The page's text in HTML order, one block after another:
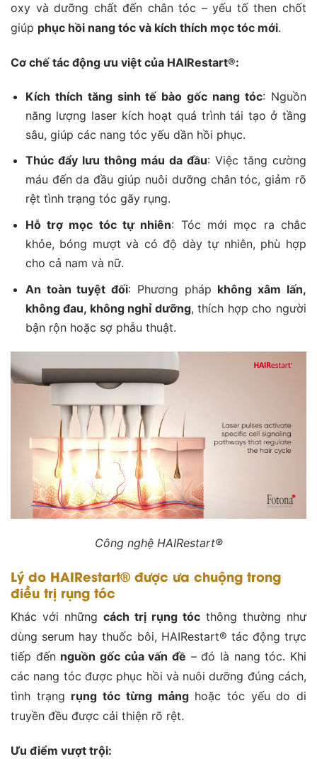
oxy và dưỡng chất đến chân tóc – yếu tố then chốt
giúp phục hồi nang tóc và kích thích mọc tóc mới.
Cơ chế tác động ưu việt của HAIRestart®:
Kích thích tăng sinh tế bào gốc nang tóc: Nguồn
năng lượng laser kích hoạt quá trình tái tạo ở tầng
sâu, giúp các nang tóc yếu dần hồi phục.
Thúc đẩy lưu thông máu da đầu: Việc tăng cường
máu đến da đầu giúp nuôi dưỡng chân tóc, giảm rõ
rệt tình trạng tóc gãy rụng.
Hỗ trợ mọc tóc tự nhiên: Tóc mới mọc ra chắc
khỏe, bóng mượt và có độ dày tự nhiên, phù hợp
cho cả nam và nữ.
An toàn tuyệt đối: Phương pháp không xâm lấn,
không đau, không nghỉ dưỡng, thích hợp cho người
bận rộn hoặc sợ phẫu thuật.
Công nghệ HAIRestart®
Lý do HAIRestart® được ưa chuộng trong
điều trị rụng tóc
Khác với những cách trị rụng tóc thông thường như
dùng serum hay thuốc bôi, HAIRestart® tác động trực
tiếp đến nguồn gốc của vấn đề – đó là nang tóc. Khi
các nang tóc được phục hồi và nuôi dưỡng đúng cách,
tình trạng rụng tóc từng mảnghoặc tóc yếu do di
truyền đều được cải thiện rõ rệt.
Ưu điểm vượt trội: